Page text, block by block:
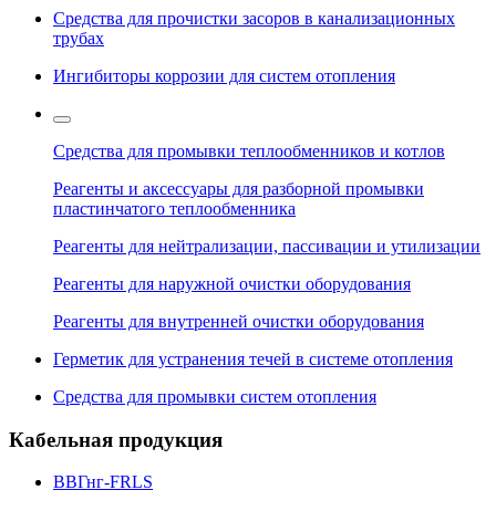
Средства для прочистки засоров в канализационных
трубах
Ингибиторы коррозии для систем отопления
Средства для промывки теплообменников и котлов
Реагенты и аксессуары для разборной промывки
пластинчатого теплообменника
Реагенты для нейтрализации, пассивации и утилизации
Реагенты для наружной очистки оборудования
Реагенты для внутренней очистки оборудования
Герметик для устранения течей в системе отопления
Средства для промывки систем отопления
Кабельная продукция
ВВГнг-FRLS